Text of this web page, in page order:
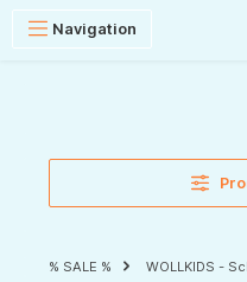
Navigation
% SALE % WOLLKIDS -